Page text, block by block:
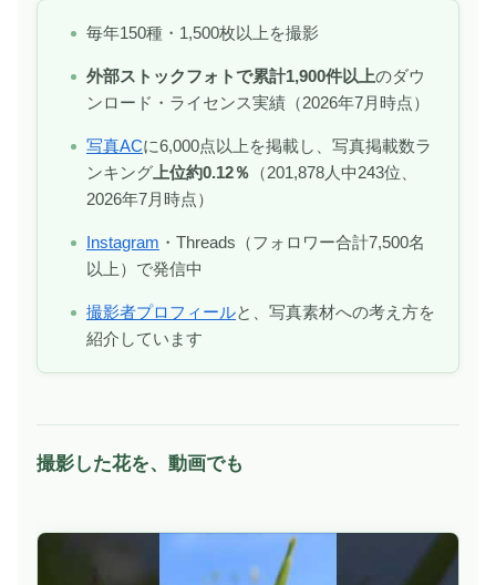
毎年150種・1,500枚以上を撮影
外部ストックフォトで累計1,900件以上のダウ
ンロード・ライセンス実績（2026年7月時点）
写真ACに6,000点以上を掲載し、写真掲載数ラ
ンキング 上位約0.12％ （201,878人中243位、
2026年7月時点）
Instagram ・Threads（フォロワー合計7,500名
以上）で発信中
撮影者プロフィールと、写真素材への考え方を
紹介しています
撮影した花を、動画でも